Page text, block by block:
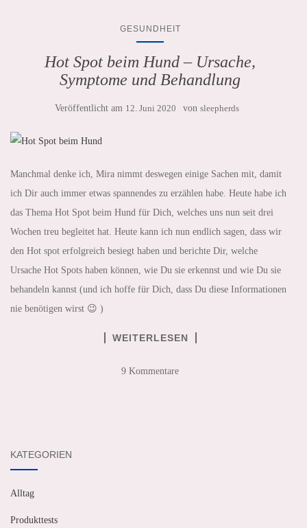
GESUNDHEIT
Hot Spot beim Hund – Ursache,
Symptome und Behandlung
Veröffentlicht am 12. Juni 2020 von sleepherds
Manchmal denke ich, Mira nimmt deswegen einige Sachen mit, damit
ich Dir auch immer etwas spannendes zu erzählen habe. Heute habe ich
das Thema Hot Spot beim Hund für Dich, welches uns nun seit drei
Wochen treu begleitet hat. Heute kann ich nun endlich sagen, dass wir
den Hot spot erfolgreich besiegt haben und berichte Dir, welche
Ursache Hot Spots haben können, wie Du sie erkennst und wie Du sie
behandeln kannst (und ich hoffe für Dich, dass Du diese Informationen
nie benötigen wirst 😉 )
WEITERLESEN
9 Kommentare
KATEGORIEN
Alltag
Produkttests